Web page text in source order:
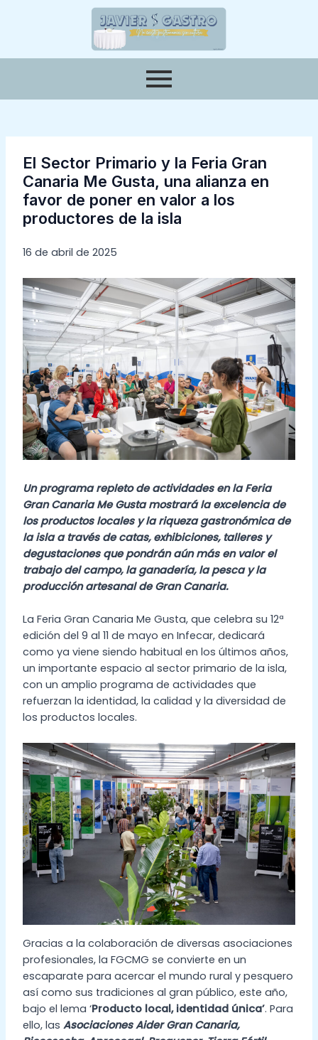
El Sector Primario y la Feria Gran
Canaria Me Gusta, una alianza en
favor de poner en valor a los
productores de la isla
16 de abril de 2025
Un programa repleto de actividades en la Feria
Gran Canaria Me Gusta mostrará la excelencia de
los productos locales y la riqueza gastronómica de
la isla a través de catas, exhibiciones, talleres y
degustaciones que pondrán aún más en valor el
trabajo del campo, la ganadería, la pesca y la
producción artesanal de Gran Canaria.
La Feria Gran Canaria Me Gusta, que celebra su 12ª
edición del 9 al 11 de mayo en Infecar, dedicará
como ya viene siendo habitual en los últimos años,
un importante espacio al sector primario de la isla,
con un amplio programa de actividades que
refuerzan la identidad, la calidad y la diversidad de
los productos locales.
Gracias a la colaboración de diversas asociaciones
profesionales, la FGCMG se convierte en un
escaparate para acercar el mundo rural y pesquero
así como sus tradiciones al gran público, este año,
bajo el lema ‘Producto local, identidad única’. Para
ello, las Asociaciones Aider Gran Canaria,